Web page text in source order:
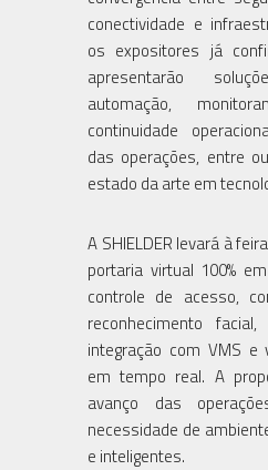
conectividade e
os expositores já
apresentarão
automação,
continuidade
das operações, entre
estado da arte em
A SHIELDER levará à
portaria virtual 100%
controle de acesso,
reconhecimento
integração com VMS e
em tempo real. A
avanço das
necessidade de
e inteligentes.